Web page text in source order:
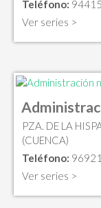
Teléfono:
Ver series >
PZA. DE LA
(CUENCA)
Teléfono:
Ver series >